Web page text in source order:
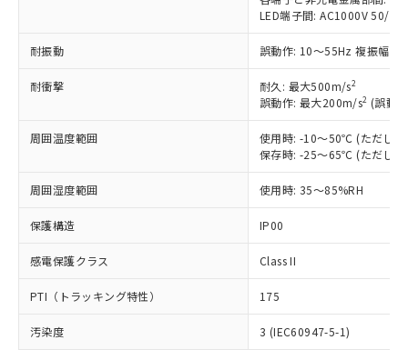
LED端子間: AC1000V 50/
耐振動 誤動作: 10～55Hz 複振幅
耐衝撃 耐久: 最大500m/s2
誤動作: 最大200m/s2 (誤動
周囲温度範囲
使用時: -10～50℃ (ただし、
保存時: -25～65℃ (ただし、
周囲湿度範囲 使用時: 35～85%RH
保護構造 IP00
感電保護クラス Class II
PTI（トラッキング特性） 175
汚染度 3 (IEC60947-5-1)
以下の条件をお読みいただき、同意のうえ
本サービスは、当社制御機器事業取扱
商品の当社在庫状況および標準価格
(税抜)を提供させていただくもので
当社制御機器事業取扱商品の中には、
本サービスの対象外となる商品もある
ことをご了承ください。
在庫状況および標準価格照会結果は、
タに基づき作成されるものであり、閲
覧された時点での実際の在庫および標
準価格とは異なる場合があることをご
対応予定：EU RoHS指令（10物質）の非含
有に対応した製品に切り替える予定のある
対応予定なし：EU RoHS指令（10物質）の
非含有に非対応の商品で、対応品を出す予
調査・確認中：EU RoHS指令（10物質）の
非含有の対応状況を調査中または確認中の
非該当品：ライセンス料など無形物で、有
害物質有無と関係のない商品です。
仕入先様の事情により、非含有部品として
いたものが、含有品と判明した場合などや
むを得ず変更することがあります。
*EU RoHS指令（10物質）：
六価クロム(Cr(Ⅵ)) 1000ppm以下、ポリ臭化ビフェニル
※1 中国RoHS○×表
「○」：最大均質材料含有率が中国RoHSの
基準値以下であることを示します。
基準値を超えていることを示します。
「－」：未確認です。当社販売部門へお問
*中国RoHS10物質の基準値 (GB/T26572)：
Pb(鉛) :1000ppm、 Hg(水銀) : 1000ppm、 Cd(カドミウ
当社は、これら貴社製品のうち、外国
為替および外国貿易法に定める商品
（以下｢規制貨物等」という）を輸出
または国外への提供する場合は、日本
国政府の輸出許可(または役務取引許
可)を取得するなどの必要な手続きを
記
説明